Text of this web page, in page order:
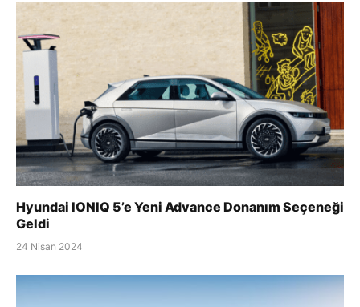
Hyundai IONIQ 5’e Yeni Advance Donanım Seçeneği
Geldi
24 Nisan 2024